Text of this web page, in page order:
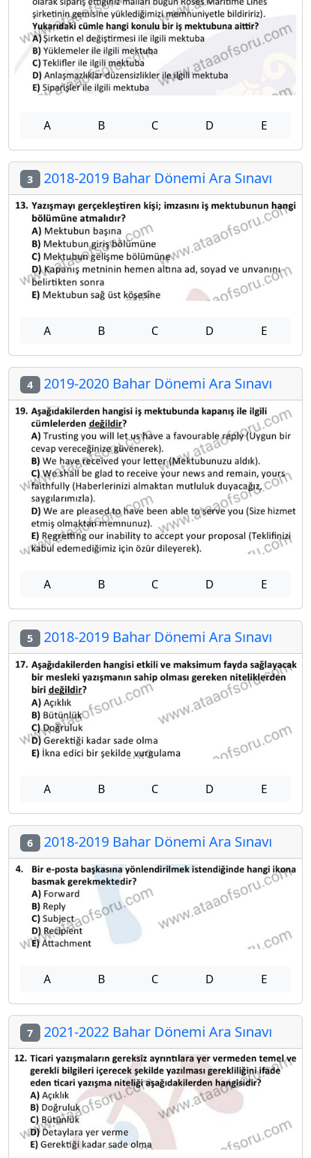
A B C D E
3 2018-2019 Bahar Dönemi Ara Sınavı
A B C D E
4 2019-2020 Bahar Dönemi Ara Sınavı
A B C D E
5 2018-2019 Bahar Dönemi Ara Sınavı
A B C D E
6 2018-2019 Bahar Dönemi Ara Sınavı
A B C D E
7 2021-2022 Bahar Dönemi Ara Sınavı